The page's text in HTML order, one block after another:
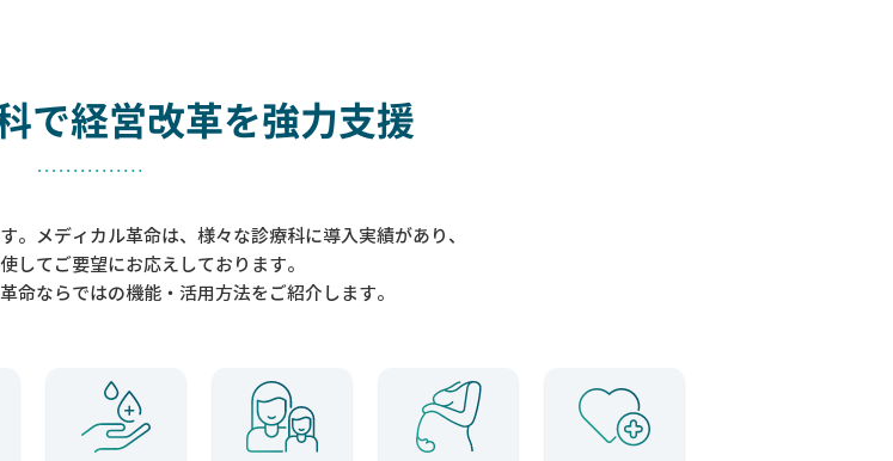
で経営改革を強力支援
。メディカル革命は、様々な診療科に導入実績があり、
してご要望にお応えしております。
命ならではの機能・活用方法をご紹介します。